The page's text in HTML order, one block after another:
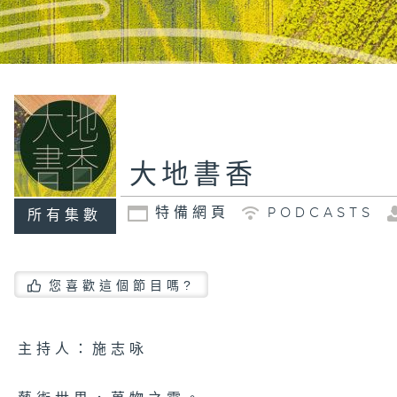
所有集數
大地書香
特備網頁 PODCASTS
您喜歡這個節目嗎?
主持人：施志咏